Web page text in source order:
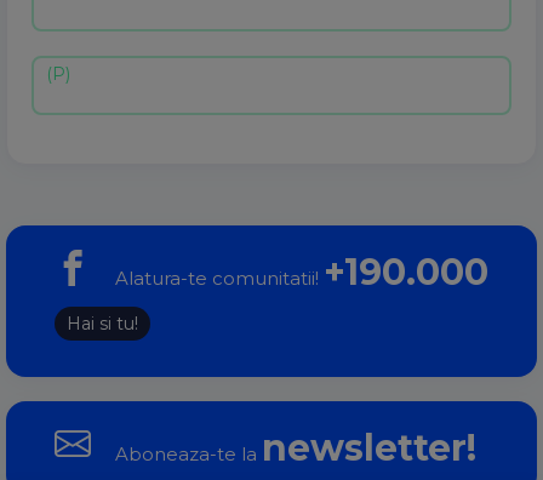
Alatura-te comunitatii! +190.000
Hai si tu!
Aboneaza-te la newsletter!